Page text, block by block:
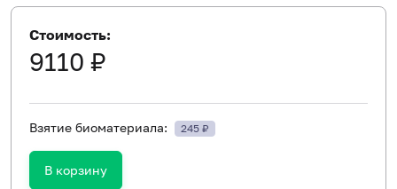
Стоимость:
9110 ₽
Взятие биоматериала: 245 ₽
В корзину